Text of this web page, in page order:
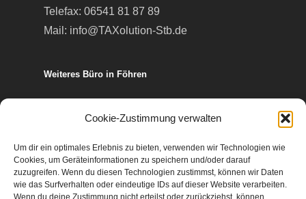
Cookie-Zustimmung verwalten
Um dir ein optimales Erlebnis zu bieten, verwenden wir Technologien wie
Cookies, um Geräteinformationen zu speichern und/oder darauf
zuzugreifen. Wenn du diesen Technologien zustimmst, können wir Daten
wie das Surfverhalten oder eindeutige IDs auf dieser Website verarbeiten.
Wenn du deine Zustimmung nicht erteilst oder zurückziehst, können
Telefax: 06541 81 87 89
Mail: info@TAXolution-Stb.de
Weiteres Büro in Föhren
Telefon: 06502 99 95 80
Telefax: 06502 99 95 899